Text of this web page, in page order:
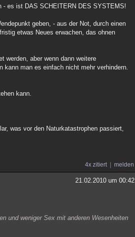
- es ist DAS SCHEITERN DES SYSTEMS!
geben, - aus der Not, durch einen
etwas Neues erwachen, das ohnen
werden, aber wenn dann weitere
kann man es einfach nicht mehr verhindern.
kann.
was vor den Naturkatastrophen passiert,
4x zitiert melden
21.02.2010 um 00:42
und weniger Sex mit anderen Wesenheiten